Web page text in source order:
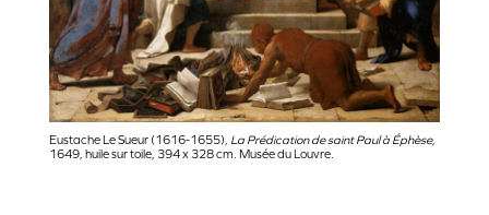
Eustache Le Sueur (1616-1655), La Prédication de saint Paul à Éphèse,
1649, huile sur toile, 394 x 328 cm. Musée du Louvre.